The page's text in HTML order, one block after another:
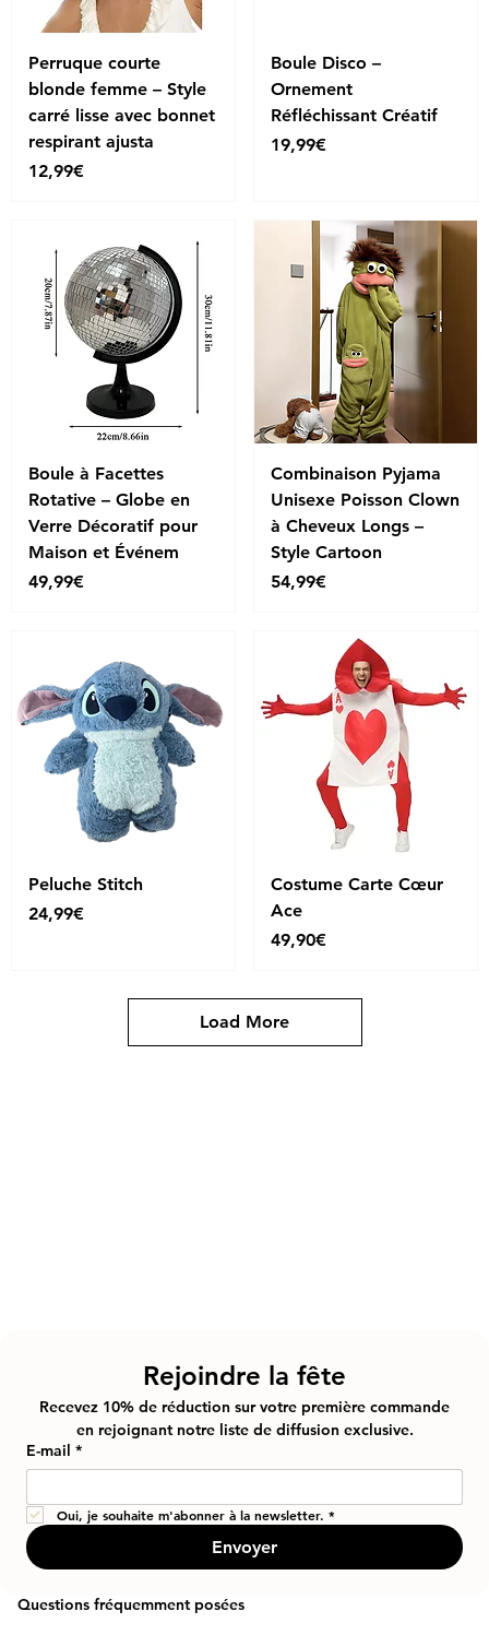
Perruque courte
blonde femme – Style
carré lisse avec bonnet
respirant ajusta
Price
12,99€
Boule Disco –
Ornement
Réfléchissant Créatif
Price
19,99€
Boule à Facettes
Rotative – Globe en
Verre Décoratif pour
Maison et Événem
Price
49,99€
Combinaison Pyjama
Unisexe Poisson Clown
à Cheveux Longs –
Style Cartoon
Price
54,99€
Peluche Stitch
Price
24,99€
Costume Carte Cœur
Ace
Price
49,90€
Load More
Rejoindre la fête
Recevez 10% de réduction sur votre première commande
en rejoignant notre liste de diffusion exclusive.
E-mail *
Oui, je souhaite m'abonner à la newsletter. *
Envoyer
Questions fréquemment posées